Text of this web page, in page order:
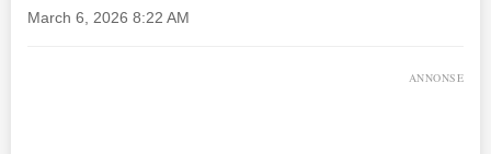
March 6, 2026 8:22 AM
ANNONSE